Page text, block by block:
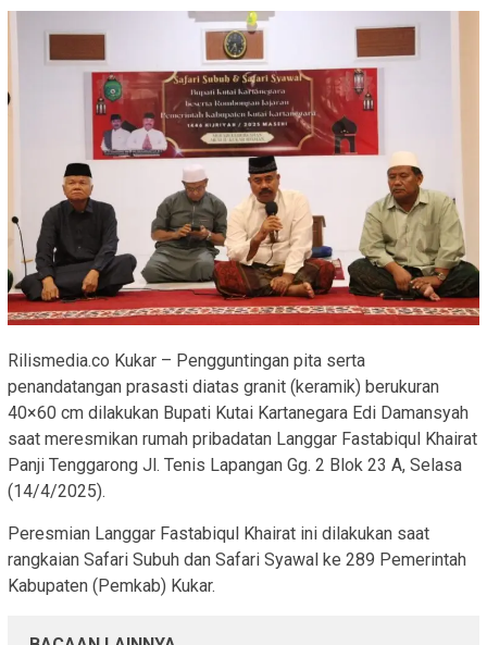
Rilismedia.co Kukar – Pengguntingan pita serta
penandatangan prasasti diatas granit (keramik) berukuran
40×60 cm dilakukan Bupati Kutai Kartanegara Edi Damansyah
saat meresmikan rumah pribadatan Langgar Fastabiqul Khairat
Panji Tenggarong Jl. Tenis Lapangan Gg. 2 Blok 23 A, Selasa
(14/4/2025).
Peresmian Langgar Fastabiqul Khairat ini dilakukan saat
rangkaian Safari Subuh dan Safari Syawal ke 289 Pemerintah
Kabupaten (Pemkab) Kukar.